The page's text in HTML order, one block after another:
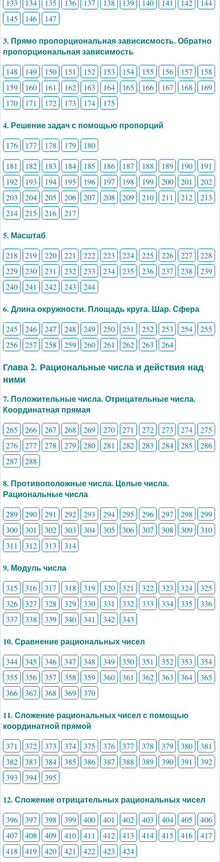
133 134 135 136 137 138 139 140 141 142
144
145
146 147
3. Прямо пропорциональная зависисмость. Обратно
пропорциональная зависимость
148 149 150 151 152 153 154 155 156 157
158
159
160 161 162 163 164 165 166 167 168
169
170
171 172 173 174 175
4. Решение задач с помощью пропорций
176 177 178 179
180
181
182 183 184 185 186 187 188 189 190
191
192
193 194 195 196 197 198 199 200 201
202
203
204 205 206 207 208 209 210 211 212
213
214
215 216 217
5. Масштаб
218 219 220 221 222 223 224 225 226 227
228
229
230 231 232 233 234 235 236 237 238
239
240
241 242 243 244
6. Длина окружности. Площадь круга. Шар. Сфера
245 246 247 248 249 250 251 252 253 254
255
256
257 258 259 260 261 262 263 264
Глава 2. Рациональные числа и действия над
ними
7. Положительные числа. Отрицательные числа.
Координатная прямая
265 266 267 268 269 270 271 272 273 274
275
276
277 278 279 280 281 282 283 284 285
286
287
288
8. Противоположные числа. Целые числа.
Рациональные числа
289 290 291 292 293 294 295 296 297 298
299
300
301 302 303 304 305 306 307 308 309
310
311
312 313 314
9. Модуль числа
315 316 317 318 319 320 321 322 323 324
325
326
327 328 329 330 331 332 333 334 335
336
337
338 339 340 341 342 343
10. Сравнение рациональных чисел
344 345 346 347 348 349 350 351 352 353
354
355
356 357 358 359 360 361 362 363 364
365
366
367 368 369 370
11. Сложение рациональных чисел с помощью
координатной прямой
371 372 373 374 375 376 377 378 379 380
381
382
383 384 385 386 387 388 389 390 391
392
393
394 395
12. Сложение отрицательных рациональных чисел
396 397 398 399 400 401 402 403 404 405
406
407
408 409 410 411 412 413 414 415 416
417
418
419 420 421 422 423 424